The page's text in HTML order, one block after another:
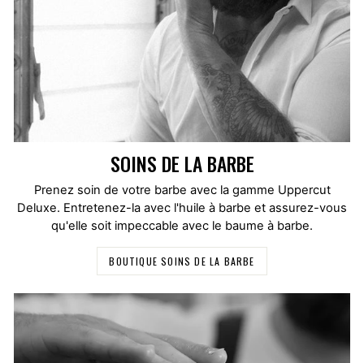
SOINS DE LA BARBE
Prenez soin de votre barbe avec la gamme Uppercut
Deluxe. Entretenez-la avec l'huile à barbe et assurez-vous
qu'elle soit impeccable avec le baume à barbe.
BOUTIQUE SOINS DE LA BARBE